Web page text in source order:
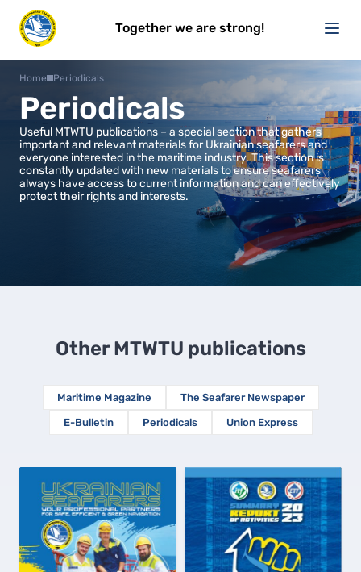
Together we are strong!
Home Periodicals
Periodicals
Useful MTWTU publications – a special section that gathers
important and relevant materials for Ukrainian seafarers and
everyone interested in the maritime industry. This section is
constantly updated with new materials to ensure seafarers
always have access to current information and can effectively
protect their rights and interests.
Other MTWTU publications
Maritime Magazine The Seafarer Newspaper
E-Bulletin Periodicals Union Express